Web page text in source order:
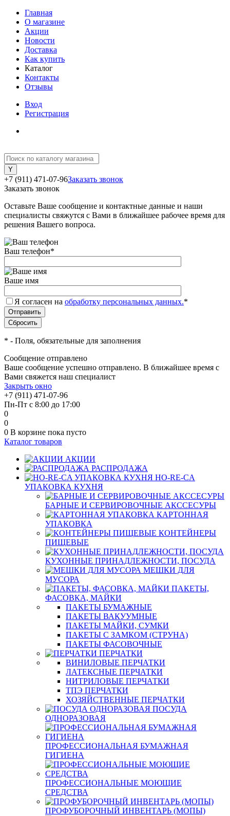
Главная
О магазине
Акции
Новости
Доставка
Как купить
Каталог
Контакты
Отзывы
Вход
Регистрация
+7 (911) 471-07-96Заказать звонок
Заказать звонок
Оставьте Ваше сообщение и контактные данные и наши
специалисты свяжутся с Вами в ближайшее рабочее время для
решения Вашего вопроса.
Ваш телефон*
Ваше имя
Я согласен на обработку персональных данных.*
* - Поля, обязательные для заполнения
Сообщение отправлено
Ваше сообщение успешно отправлено. В ближайшее время с
Вами свяжется наш специалист
Закрыть окно
+7 (911) 471-07-96
Пн-Пт с 8:00 до 17:00
0
0
0 В корзине пока пусто
Каталог товаров
АКЦИИ
РАСПРОДАЖА
HO-RE-CA
УПАКОВКА КУХНЯ
БАРНЫЕ И СЕРВИРОВОЧНЫЕ АКССЕСУРЫ
КАРТОННАЯ
УПАКОВКА
КОНТЕЙНЕРЫ
ПИЩЕВЫЕ
КУХОННЫЕ ПРИНАДЛЕЖНОСТИ, ПОСУДА
МЕШКИ ДЛЯ
МУСОРА
ПАКЕТЫ,
ФАСОВКА, МАЙКИ
ПАКЕТЫ БУМАЖНЫЕ
ПАКЕТЫ ВАКУУМНЫЕ
ПАКЕТЫ МАЙКИ, СУМКИ
ПАКЕТЫ С ЗАМКОМ (СТРУНА)
ПАКЕТЫ ФАСОВОЧНЫЕ
ПЕРЧАТКИ
ВИНИЛОВЫЕ ПЕРЧАТКИ
ЛАТЕКСНЫЕ ПЕРЧАТКИ
НИТРИЛОВЫЕ ПЕРЧАТКИ
ТПЭ ПЕРЧАТКИ
ХОЗЯЙСТВЕННЫЕ ПЕРЧАТКИ
ПОСУДА
ОДНОРАЗОВАЯ
ПРОФЕССИОНАЛЬНАЯ БУМАЖНАЯ
ГИГИЕНА
ПРОФЕССИОНАЛЬНЫЕ МОЮЩИЕ
СРЕДСТВА
ПРОФУБОРОЧНЫЙ ИНВЕНТАРЬ (МОПЫ)